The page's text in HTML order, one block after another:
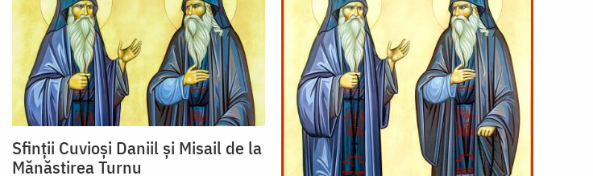
Sfinții Cuvioși Daniil și Misail de la
Mănăstirea Turnu